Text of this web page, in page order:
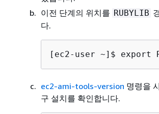
이전 단계의 위치를 RUBYLIB
다.
[ec2-user ~]$ export
ec2-ami-tools-version 명령을
구 설치를 확인합니다.